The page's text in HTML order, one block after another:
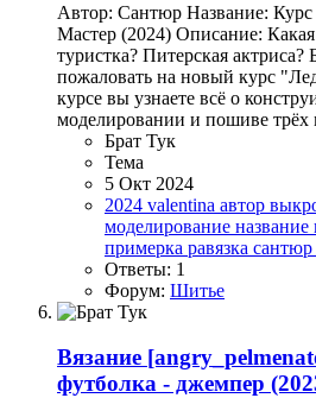
Автор: Сантюр Название:
Мастер (2024) Описание:
туристка? Питерская
пожаловать на новый курс
курсе вы узнаете всё о
моделировании и пошиве трёх
Брат Тук
Тема
5 Окт 2024
2024 valentina автор
моделирование название
примерка равязка сантюр
Ответы: 1
Форум: Шитье
Вязание
футболка - джемпер